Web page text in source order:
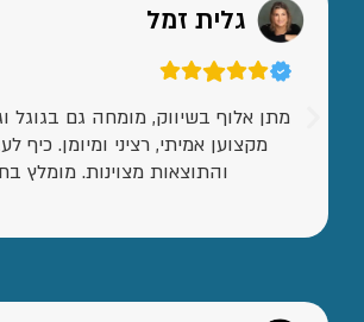
גלית זמל
מתן אלוף בשיווק, מומחה גם בגוגל
מקצוען אמיתי, רציני ומיומן. כיף
והתוצאות מצוינות. מומלץ